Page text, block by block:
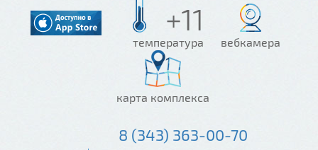
+11
температура вебкамера
карта комплекса
8 (343) 363-00-70